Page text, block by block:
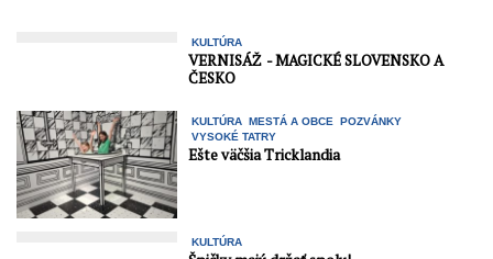
KULTÚRA
VERNISÁŽ - MAGICKÉ SLOVENSKO A
ČESKO
KULTÚRA MESTÁ A OBCE
POZVÁNKY
VYSOKÉ TATRY
Ešte väčšia Tricklandia
KULTÚRA